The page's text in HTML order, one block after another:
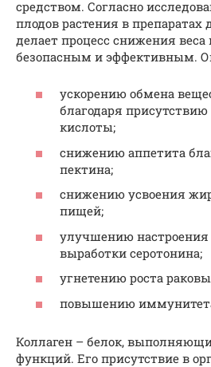
средством. Согласно
плодов растения в препаратах
делает процесс снижения
безопасным и эффективным.
ускорению обмена
благодаря
кислоты;
снижению аппетита
пектина;
снижению усвоения
пищей;
улучшению
выработки серотонина;
угнетению роста
повышению
Коллаген – белок,
функций. Его присутствие в